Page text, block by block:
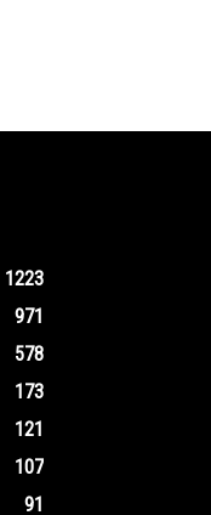
1223
971
578
173
121
107
91